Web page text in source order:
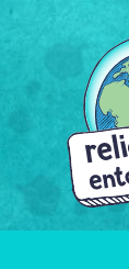
Direkt